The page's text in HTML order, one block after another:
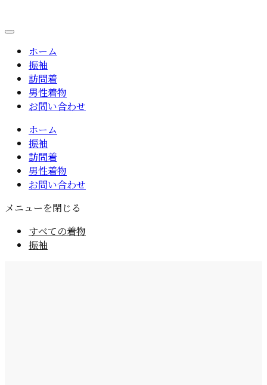
ホーム
振袖
訪問着
男性着物
お問い合わせ
ホーム
振袖
訪問着
男性着物
お問い合わせ
メニューを閉じる
すべての着物
振袖